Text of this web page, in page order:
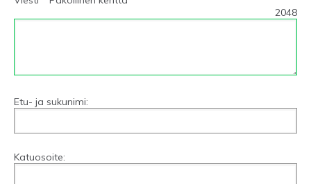
2048
Etu- ja sukunimi:
Katuosoite: